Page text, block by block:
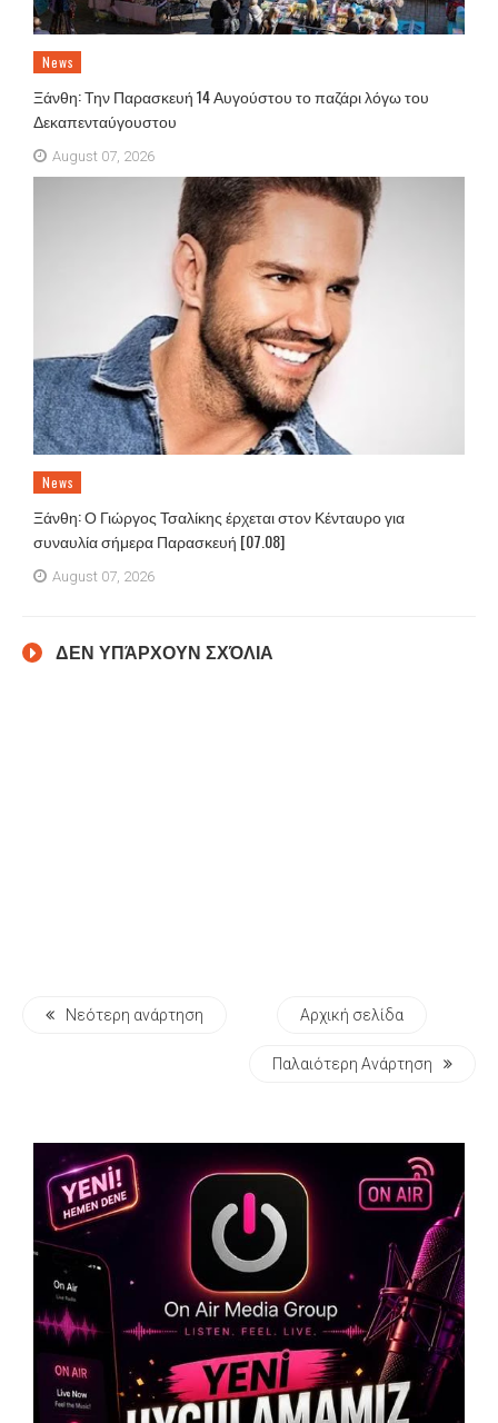
News
Ξάνθη: Την Παρασκευή 14 Αυγούστου το παζάρι λόγω του
Δεκαπενταύγουστου
August 07, 2026
News
Ξάνθη: Ο Γιώργος Τσαλίκης έρχεται στον Κένταυρο για
συναυλία σήμερα Παρασκευή [07.08]
August 07, 2026
ΔΕΝ ΥΠΆΡΧΟΥΝ ΣΧΌΛΙΑ
Νεότερη ανάρτηση Αρχική σελίδα
Παλαιότερη Ανάρτηση